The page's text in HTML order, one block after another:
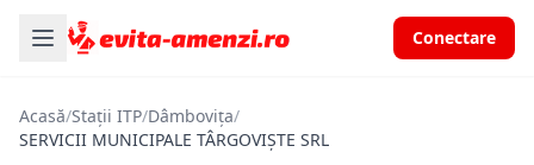
Conectare
Acasă/Stații ITP/Dâmbovița/
SERVICII MUNICIPALE TÂRGOVIŞTE SRL